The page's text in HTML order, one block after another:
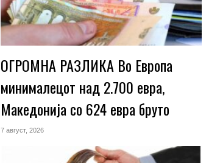
ОГРОМНА РАЗЛИКА Во Европа
минималецот над 2.700 евра,
Македонија со 624 евра бруто
7 август, 2026